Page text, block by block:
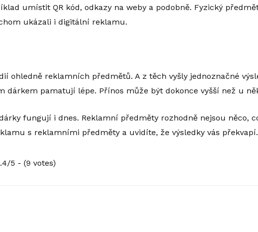
umístit QR kód, odkazy na weby a podobně. Fyzický
ukázali i digitální reklamu.
ohledně reklamních předmětů. A z těch vyšly jednoznačné
dárkem pamatují lépe. Přínos může být dokonce vyšší než u
fungují i dnes. Reklamní předměty rozhodně nejsou něco,
s reklamními předměty a uvidíte, že výsledky vás překvapí.
5 - (9 votes)